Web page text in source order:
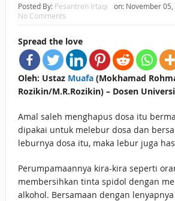
HUKUM MEMBAYAR ZAKAT DENGAN
Posted By: Pesantren Irtaqi on: November 05,
No Comments
Spread the love
Oleh: Ustaz Muafa(Mokhamad
Rozikin/M.R.Rozikin) – Dosen
Amal saleh menghapus dosa itu
dipakai untuk melebur dosa dan
leburnya dosa itu, maka lebur juga
Perumpamaannya kira-kira seperti
membersihkan tinta spidol dengan
alkohol. Bersamaan dengan